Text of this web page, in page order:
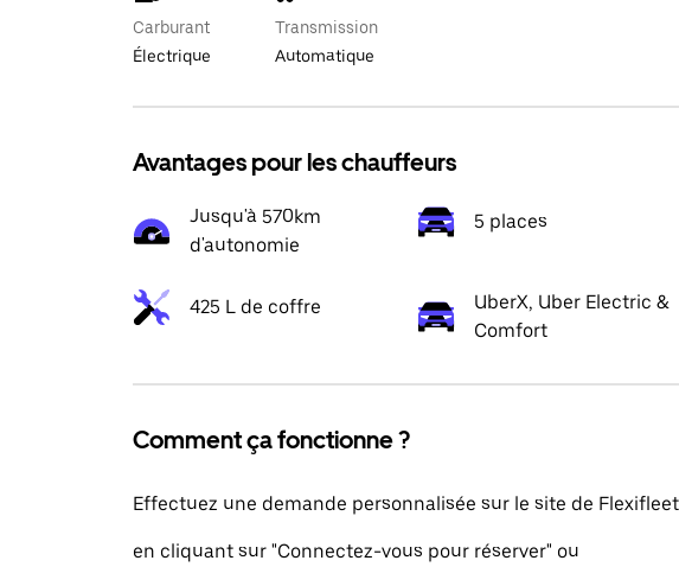
Carburant
Électrique
Transmission
Automatique
Avantages pour les chauffeurs
Jusqu'à 570km
d'autonomie
5 places
425 L de coffre
UberX, Uber Electric &
Comfort
Comment ça fonctionne ?
Effectuez une demande personnalisée sur le site de Flexifleet
en cliquant sur "Connectez-vous pour réserver" ou